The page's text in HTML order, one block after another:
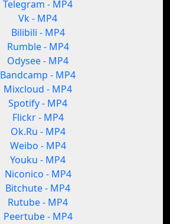
Telegram - MP4
Vk - MP4
Bilibili - MP4
Rumble - MP4
Odysee - MP4
Bandcamp - MP4
Mixcloud - MP4
Spotify - MP4
Flickr - MP4
Ok.Ru - MP4
Weibo - MP4
Youku - MP4
Niconico - MP4
Bitchute - MP4
Rutube - MP4
Peertube - MP4